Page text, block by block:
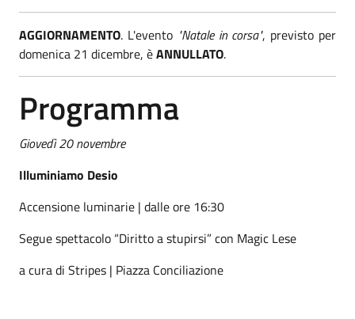
AGGIORNAMENTO. L'evento "Natale in corsa", previsto per
domenica 21 dicembre, èANNULLATO.
Programma
Giovedì 20 novembre
Illuminiamo Desio
Accensione luminarie | dalle ore 16:30
Segue spettacolo “Diritto a stupirsi” con Magic Lese
a cura di Stripes | Piazza Conciliazione